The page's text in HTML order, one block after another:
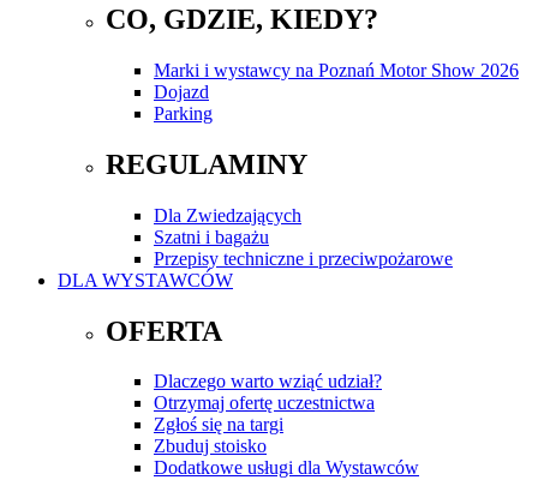
CO, GDZIE, KIEDY?
Marki i wystawcy na Poznań Motor Show 2026
Dojazd
Parking
REGULAMINY
Dla Zwiedzających
Szatni i bagażu
Przepisy techniczne i przeciwpożarowe
DLA WYSTAWCÓW
OFERTA
Dlaczego warto wziąć udział?
Otrzymaj ofertę uczestnictwa
Zgłoś się na targi
Zbuduj stoisko
Dodatkowe usługi dla Wystawców